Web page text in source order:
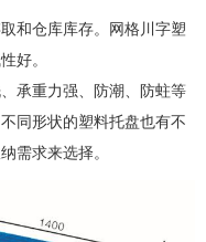
和仓库库存。网格川字塑
好。
承重力强、防潮、防蛀等
同形状的塑料托盘也有不
需求来选择。